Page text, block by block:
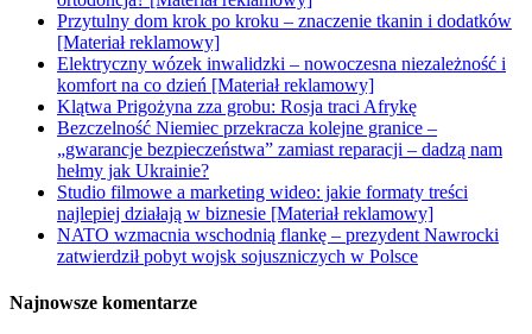
Przytulny dom krok po kroku – znaczenie tkanin i dodatków
[Materiał reklamowy]
Elektryczny wózek inwalidzki – nowoczesna niezależność i
komfort na co dzień [Materiał reklamowy]
Klątwa Prigożyna zza grobu: Rosja traci Afrykę
Bezczelność Niemiec przekracza kolejne granice –
„gwarancje bezpieczeństwa” zamiast reparacji – dadzą nam
hełmy jak Ukrainie?
Studio filmowe a marketing wideo: jakie formaty treści
najlepiej działają w biznesie [Materiał reklamowy]
NATO wzmacnia wschodnią flankę – prezydent Nawrocki
zatwierdził pobyt wojsk sojuszniczych w Polsce
Najnowsze komentarze